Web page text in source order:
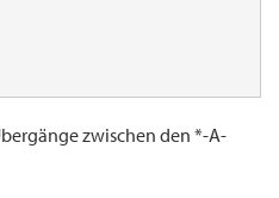
zwischen den *-A-